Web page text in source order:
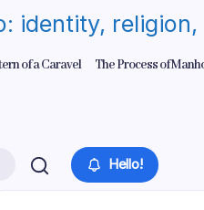
identity,
of a Caravel The Process of
Hello!